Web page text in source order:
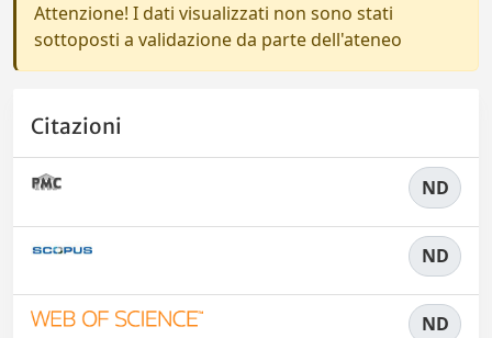
Attenzione! I dati visualizzati non sono stati
sottoposti a validazione da parte dell'ateneo
Citazioni
ND
ND
ND